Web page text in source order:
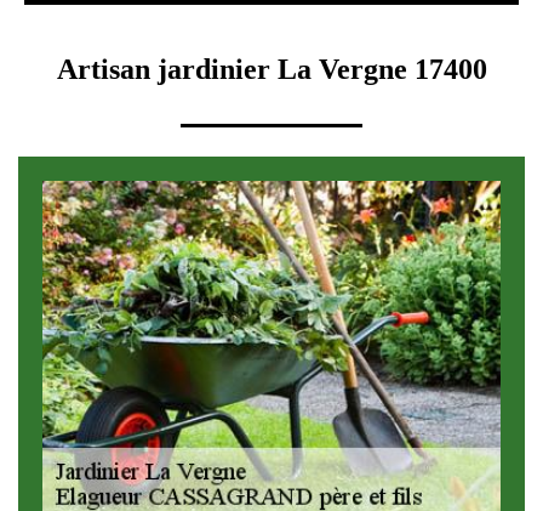
Artisan jardinier La Vergne 17400